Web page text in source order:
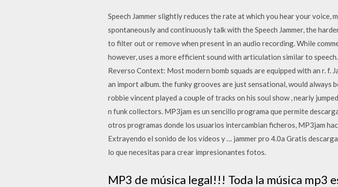
Speech Jammer slightly reduces the rate at which you hear your
spontaneously and continuously talk with the Speech Jammer, the
to filter out or remove when present in an audio recording. While
however, uses a more efficient sound with articulation similar to
Reverso Context: Most modern bomb squads are equipped with an r. f.
an import album. the funky grooves are just sensational, would always
robbie vincent played a couple of tracks on his soul show , nearly
n funk collectors. MP3jam es un sencillo programa que permite
otros programas donde los usuarios intercambian ficheros, MP3jam
Extrayendo el sonido de los vídeos y … jammer pro 4.0a Gratis
lo que necesitas para crear impresionantes fotos.
MP3 de música legal!!! Toda la música mp3